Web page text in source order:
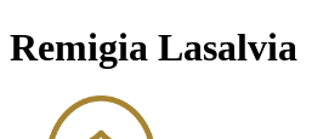
Remigia Lasalvia